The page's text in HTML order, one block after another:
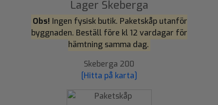
Lager Skeberga
Obs! Ingen fysisk butik. Paketskåp utanför
byggnaden. Beställ före kl 12 vardagar för
hämtning samma dag.
Skeberga 200
[Hitta på karta]